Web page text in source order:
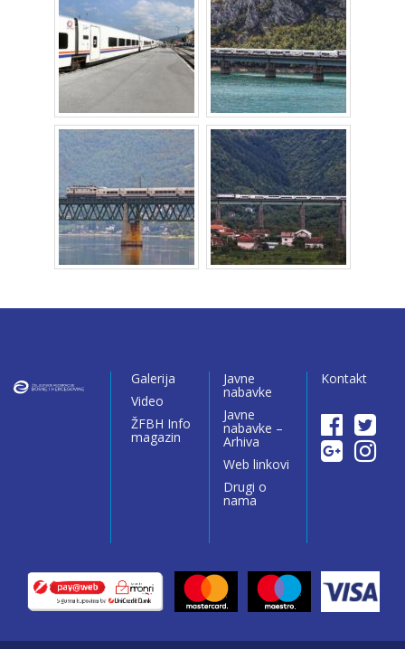
Galerija
Video
ŽFBH Info
magazin
Javne
nabavke
Javne
nabavke –
Arhiva
Web linkovi
Drugi o
nama
Kontakt